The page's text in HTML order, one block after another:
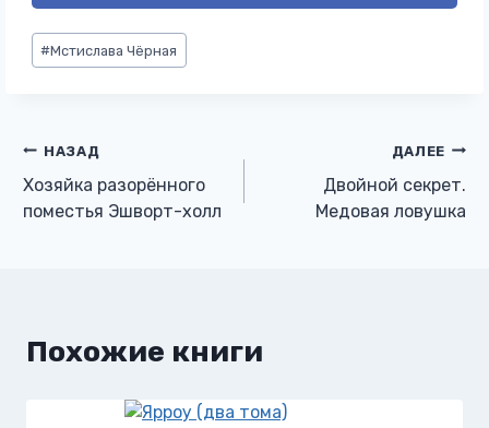
Метки
записи:
#Мстислава Чёрная
Навигация
по
НАЗАД
Хозяйка разорённого
поместья Эшворт-холл
ДАЛЕЕ
Двойной секрет.
Медовая ловушка
Похожие книги